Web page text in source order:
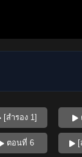
[สำรอง 1]
ตอนที่ 6 [